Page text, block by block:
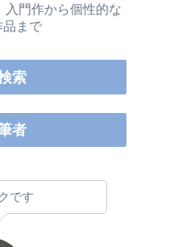
門作から個性的な
品まで
索
者
です